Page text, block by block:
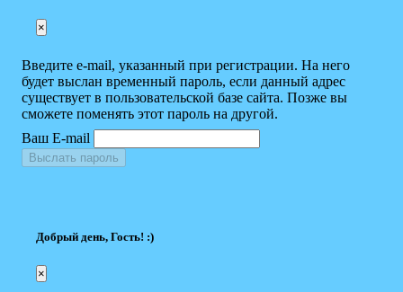
×
Введите e-mail, указанный при регистрации. На него
будет выслан временный пароль, если данный адрес
существует в пользовательской базе сайта. Позже вы
сможете поменять этот пароль на другой.
Ваш E-mail
Выслать пароль
Добрый день, Гость! :)
×